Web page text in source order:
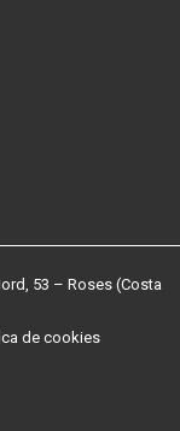
53 – Roses (Costa
de cookies